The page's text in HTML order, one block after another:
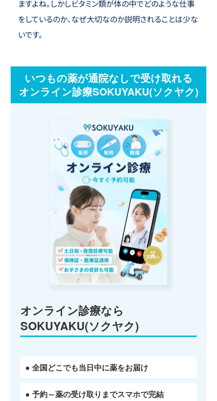
ますよね。しかしビタミン類が体の中でどのような仕事
をしているのか、なぜ大切なのか説明されることは少な
いです。
いつもの薬が通院なしで受け取れる
オンライン診療SOKUYAKU(ソクヤク)
オンライン診療なら
SOKUYAKU(ソクヤク)
● 全国どこでも当日中に薬をお届け
● 予約～薬の受け取りまでスマホで完結